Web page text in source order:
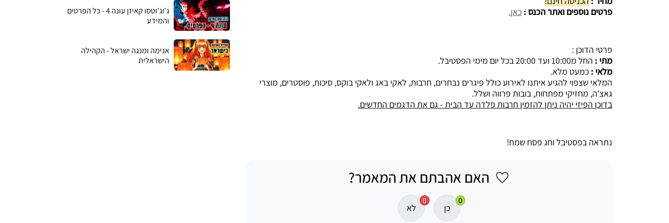
פרטים נוספים ואתר הכנס : כאן.
פרטי הדוכן :
מתי : החל מ10:00 ועד 20:00 בכל יום מימי הפסטיבל.
מלאי : כמעט מלא.
המלאי שצפוי להגיע איתנו לאירוע כולל פיגרים נבחרים, חרבות, לאקי באג ולאקי בוקס, סיכות, פוסטרים, מוצרי
גאצ'ה, מחזיקי מפתחות, בובות פרווה ושלל.
בדוכן הפיזי יהיה ניתן להזמין חרבות פלדה עד הבית - גם את הדגמים החדשים.
נתראה בפסטיבל וחג פסח שמח!
האם אהבתם את המאמר?
0
כן
0
לא
ג'וג'וטסו קאיזן עונה 4 - כל הפרטים
והמידע
אנימה ומנגה ישראל - הקהילה
הישראלית